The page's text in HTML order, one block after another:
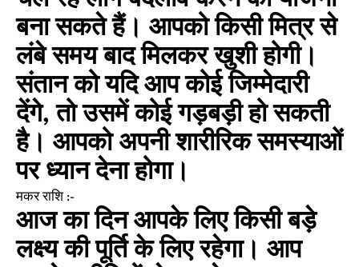
बना सकते हैं। आपको किसी मित्र से
लंबे समय बाद मिलकर खुशी होगी।
संतान को यदि आप कोई जिम्मेदारी
देंगे, तो उसमें कोई गड़बड़ी हो सकती
है। आपको अपनी शारीरिक समस्याओं
पर ध्यान देना होगा।
मकर राशि :-
आज का दिन आपके लिए किसी बड़े
लक्ष्य की पूर्ति के लिए रहेगा। आप